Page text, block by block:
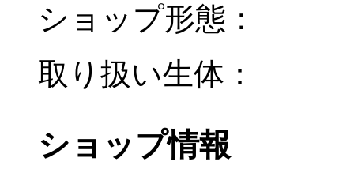
ショップ形態：
取り扱い生体：
ショップ情報